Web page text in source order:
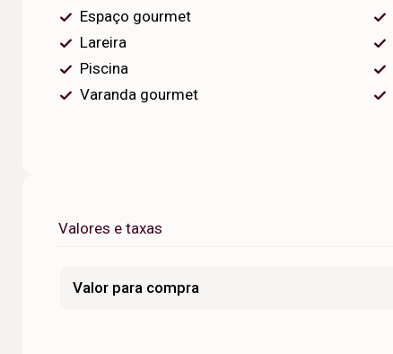
Espaço gourmet
Lareira
Piscina
Varanda gourmet
Valores e taxas
Valor para compra